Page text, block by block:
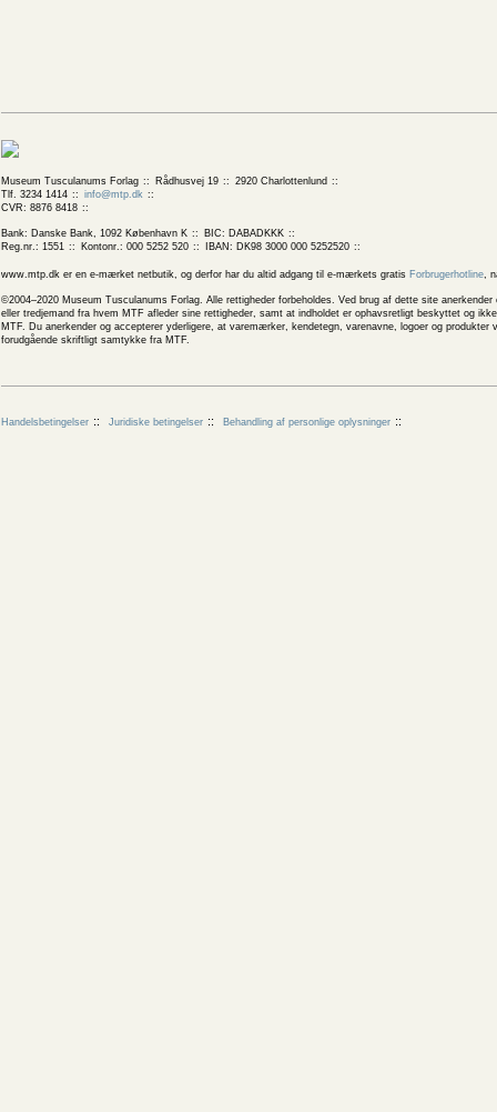
Museum Tusculanums Forlag Rådhusvej 19
2920 Charlottenlund
Tlf. 3234 1414
info@mtp.dk
CVR: 8876 8418
Bank: Danske Bank, 1092 København K
BIC: DABADKKK
Reg.nr.: 1551
Kontonr.: 000 5252 520 IBAN: DK98 3000 000 5252520
www.mtp.dk er en e-mærket netbutik, og derfor har du altid adgang til e-mærkets gratis Forbrugerhotline,
©2004–2020 Museum Tusculanums Forlag. Alle rettigheder forbeholdes. Ved brug af dette site
eller tredjemand fra hvem MTF afleder sine rettigheder, samt at indholdet er ophavsretligt beskyttet og
MTF. Du anerkender og accepterer yderligere, at varemærker, kendetegn, varenavne, logoer og
forudgående skriftligt samtykke fra MTF.
Handelsbetingelser Juridiske betingelser Behandling af personlige oplysninger